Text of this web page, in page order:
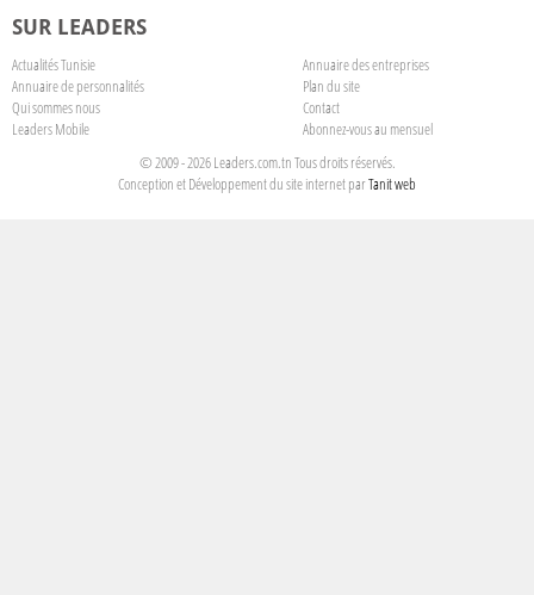
SUR LEADERS
Actualités Tunisie
Annuaire des entreprises
Annuaire de personnalités
Plan du site
Qui sommes nous
Contact
Leaders Mobile
Abonnez-vous au mensuel
© 2009 - 2026 Leaders.com.tn Tous droits réservés.
Conception et Développement du site internet parTanit web